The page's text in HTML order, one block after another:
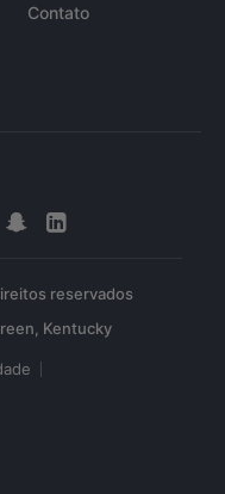
Contato
reservados